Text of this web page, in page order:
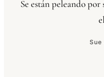
Se están peleando